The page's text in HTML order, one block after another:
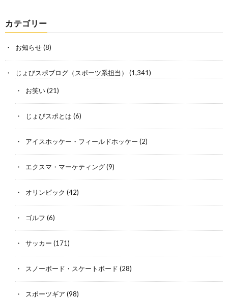
カテゴリー
お知らせ(8)
じょびスポブログ（スポーツ系担当） (1,341)
お笑い(21)
じょびスポとは (6)
アイスホッケー・フィールドホッケー (2)
エクスマ・マーケティング(9)
オリンピック (42)
ゴルフ (6)
サッカー (171)
スノーボード・スケートボード (28)
スポーツギア (98)